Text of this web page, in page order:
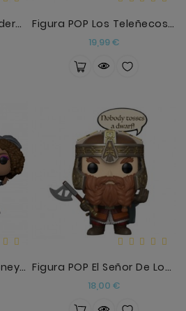
Figura POP Marvel Spiderman No Way Home Spider-Man Figura POP Los Teleñecos Gonzo
19,99 €Precio
Figura POP Icons Whitney Houston Figura POP El Señor De Los Anillos Gimli
18,00 €Precio